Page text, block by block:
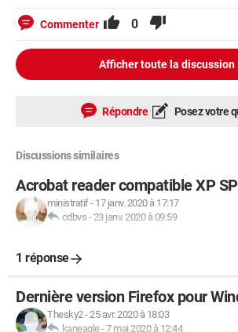
Commenter 0
Afficher toute la discussion
Répondre Posez votre
Discussions similaires
Acrobat reader compatible XP
ministratif- 17 janv. 2020 à 17:17
cdbvs -23 janv. 2020 à 09:59
1 réponse
Dernière version Firefox pour
Thesky2-25 avr. 2020 à 18:03
kaneagle-7 mai 2020 à 12:44